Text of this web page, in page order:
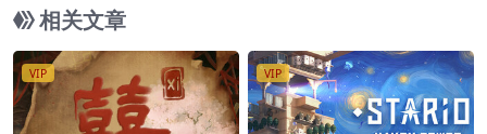
相关文章
VIP VIP